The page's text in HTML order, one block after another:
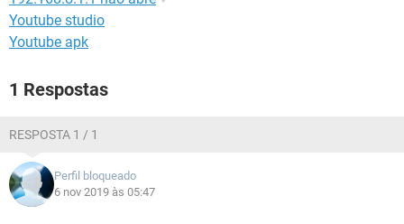
Youtube studio
Youtube apk
1 Respostas
RESPOSTA 1 / 1
Perfil bloqueado
6 nov 2019 às 05:47